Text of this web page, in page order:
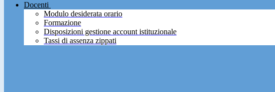
Docenti
Modulo desiderata orario
Formazione
Disposizioni gestione account istituzionale
Tassi di assenza zippati